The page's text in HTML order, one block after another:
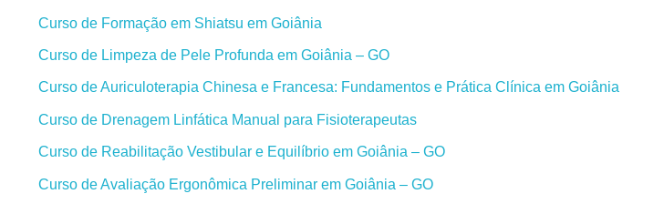
Curso de Formação em Shiatsu em Goiânia
Curso de Limpeza de Pele Profunda em Goiânia – GO
Curso de Auriculoterapia Chinesa e Francesa: Fundamentos e Prática Clínica em Goiânia
Curso de Drenagem Linfática Manual para Fisioterapeutas
Curso de Reabilitação Vestibular e Equilíbrio em Goiânia – GO
Curso de Avaliação Ergonômica Preliminar em Goiânia – GO